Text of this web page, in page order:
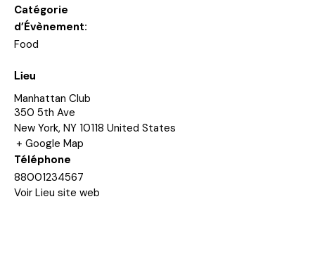
Catégorie
d’Évènement:
Food
Lieu
Manhattan Club
350 5th Ave
New York, NY 10118 United States
+ Google Map
Téléphone
88001234567
Voir Lieu site web